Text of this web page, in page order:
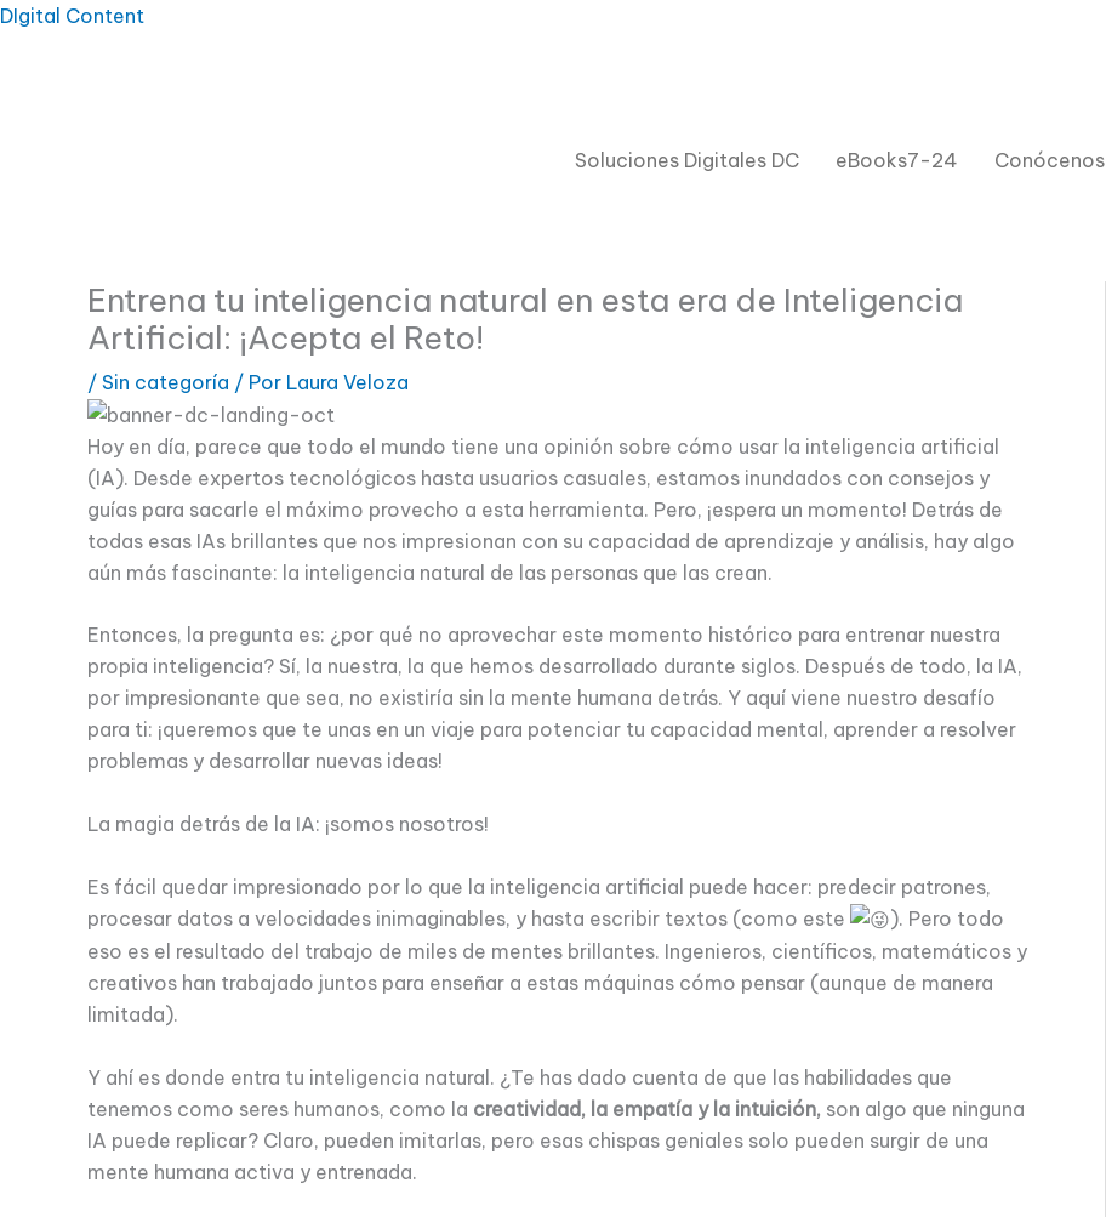
Ir
DIgital Content
Soluciones Digitales DC eBooks7-24 Conócenos
Entrena tu inteligencia natural en esta era de Inteligencia
Artificial: ¡Acepta el Reto!
/ Sin categoría / Por Laura Veloza
Hoy en día, parece que todo el mundo tiene una opinión sobre cómo usar la inteligencia artificial
(IA). Desde expertos tecnológicos hasta usuarios casuales, estamos inundados con consejos y
guías para sacarle el máximo provecho a esta herramienta. Pero, ¡espera un momento! Detrás de
todas esas IAs brillantes que nos impresionan con su capacidad de aprendizaje y análisis, hay algo
aún más fascinante: la inteligencia natural de las personas que las crean.
Entonces, la pregunta es: ¿por qué no aprovechar este momento histórico para entrenar nuestra
propia inteligencia? Sí, la nuestra, la que hemos desarrollado durante siglos. Después de todo, la IA,
por impresionante que sea, no existiría sin la mente humana detrás. Y aquí viene nuestro desafío
para ti: ¡queremos que te unas en un viaje para potenciar tu capacidad mental, aprender a resolver
problemas y desarrollar nuevas ideas!
La magia detrás de la IA: ¡somos nosotros!
Es fácil quedar impresionado por lo que la inteligencia artificial puede hacer: predecir patrones,
procesar datos a velocidades inimaginables, y hasta escribir textos (como este
). Pero todo
eso es el resultado del trabajo de miles de mentes brillantes. Ingenieros, científicos, matemáticos y
creativos han trabajado juntos para enseñar a estas máquinas cómo pensar (aunque de manera
limitada).
Y ahí es donde entra tu inteligencia natural. ¿Te has dado cuenta de que las habilidades que
tenemos como seres humanos, como la creatividad, la empatía y la intuición, son algo que ninguna
IA puede replicar? Claro, pueden imitarlas, pero esas chispas geniales solo pueden surgir de una
mente humana activa y entrenada.